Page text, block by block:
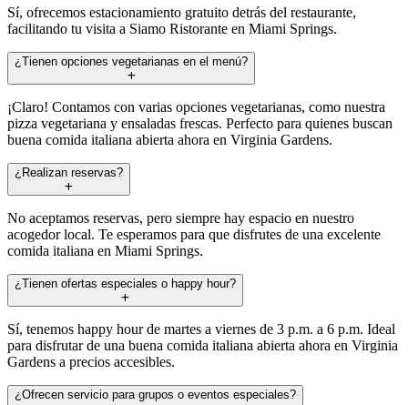
Sí, ofrecemos estacionamiento gratuito detrás del restaurante,
facilitando tu visita a Siamo Ristorante en Miami Springs.
¿Tienen opciones vegetarianas en el menú?
¡Claro! Contamos con varias opciones vegetarianas, como nuestra
pizza vegetariana y ensaladas frescas. Perfecto para quienes buscan
buena comida italiana abierta ahora en Virginia Gardens.
¿Realizan reservas?
No aceptamos reservas, pero siempre hay espacio en nuestro
acogedor local. Te esperamos para que disfrutes de una excelente
comida italiana en Miami Springs.
¿Tienen ofertas especiales o happy hour?
Sí, tenemos happy hour de martes a viernes de 3 p.m. a 6 p.m. Ideal
para disfrutar de una buena comida italiana abierta ahora en Virginia
Gardens a precios accesibles.
¿Ofrecen servicio para grupos o eventos especiales?